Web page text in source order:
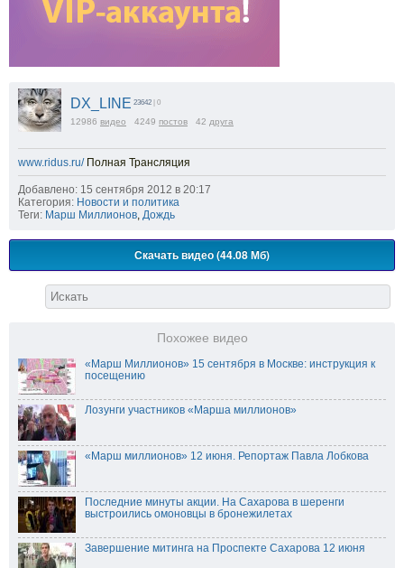
DX_LINE 23642 | 0
12986 видео 4249 постов 42 друга
www.ridus.ru/Полная Трансляция
Добавлено: 15 сентября 2012 в 20:17
Категория: Новости и политика
Теги: Марш Миллионов, Дождь
Скачать видео (44.08 Мб)
Похожее видео
«Марш Миллионов» 15 сентября в Москве: инструкция к
посещению
Лозунги участников «Марша миллионов»
«Марш миллионов» 12 июня. Репортаж Павла Лобкова
Последние минуты акции. На Сахарова в шеренги
выстроились омоновцы в бронежилетах
Завершение митинга на Проспекте Сахарова 12 июня